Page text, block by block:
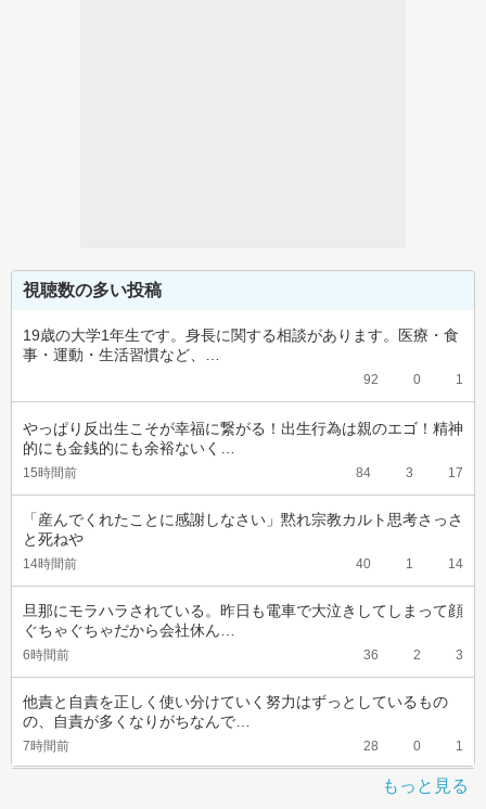
視聴数の多い投稿
19歳の大学1年生です。身長に関する相談があります。医療・食
事・運動・生活習慣など、…
92 0 1
やっぱり反出生こそが幸福に繋がる！出生行為は親のエゴ！精神
的にも金銭的にも余裕ないく…
15時間前 84 3 17
「産んでくれたことに感謝しなさい」黙れ宗教カルト思考さっさ
と死ねや
14時間前 40 1 14
旦那にモラハラされている。昨日も電車で大泣きしてしまって顔
ぐちゃぐちゃだから会社休ん…
6時間前 36 2 3
他責と自責を正しく使い分けていく努力はずっとしているもの
の、自責が多くなりがちなんで…
7時間前 28 0 1
もっと見る